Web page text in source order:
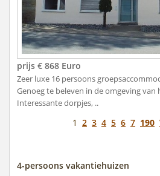
prijs € 868 Euro
Zeer luxe 16 persoons
Genoeg te beleven in de omgeving van
Interessante dorpjes, ..
1 2 3 4 5 6 7 190
4-persoons vakantiehuizen